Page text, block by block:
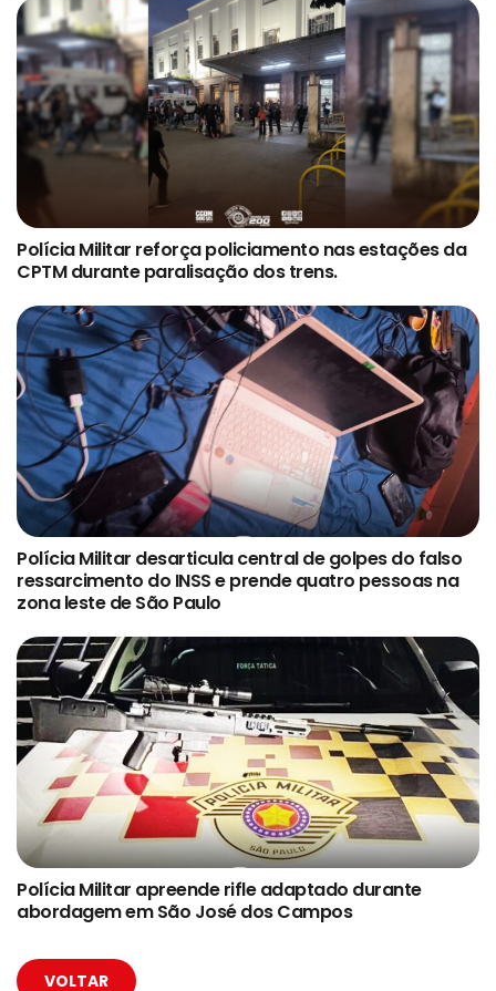
Polícia Militar reforça policiamento nas estações da
CPTM durante paralisação dos trens.
Polícia Militar desarticula central de golpes do falso
ressarcimento do INSS e prende quatro pessoas na
zona leste de São Paulo
Polícia Militar apreende rifle adaptado durante
abordagem em São José dos Campos
VOLTAR